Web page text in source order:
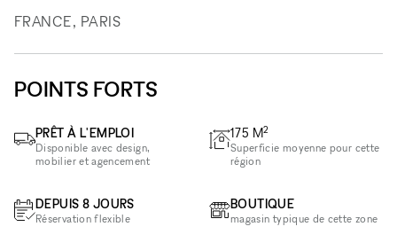
FRANCE, PARIS
POINTS FORTS
PRÊT À L'EMPLOI
Disponible avec design,
mobilier et agencement
DEPUIS 8 JOURS
Réservation flexible
175 M2
Superficie moyenne pour cette
région
BOUTIQUE
magasin typique de cette zone